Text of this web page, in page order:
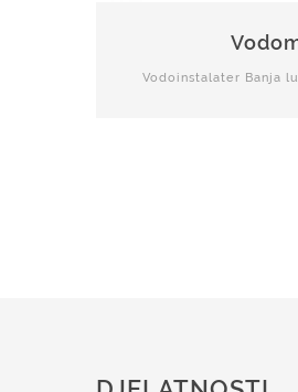
Vodoinstalater Banja